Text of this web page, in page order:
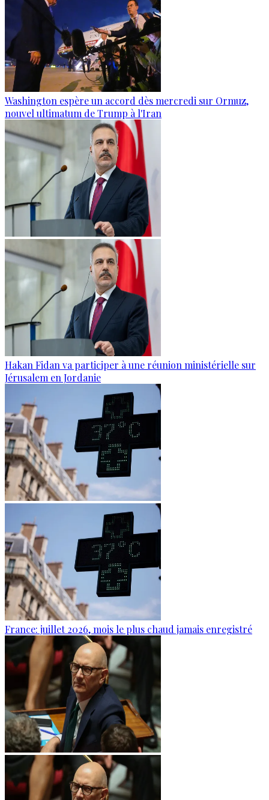
Washington espère un accord dès mercredi sur Ormuz,
nouvel ultimatum de Trump à l'Iran
Hakan Fidan va participer à une réunion ministérielle sur
Jérusalem en Jordanie
France: juillet 2026, mois le plus chaud jamais enregistré